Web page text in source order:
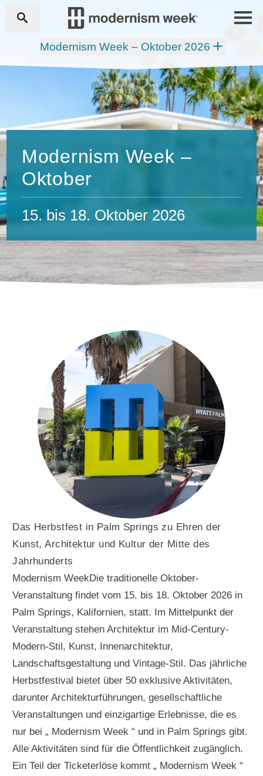
Modernism Week – Oktober 2026
Modernism Week –
Oktober
15. bis 18. Oktober 2026
Das Herbstfest in Palm Springs zu Ehren der
Kunst, Architektur und Kultur der Mitte des
Jahrhunderts
Modernism WeekDie traditionelle Oktober-
Veranstaltung findet vom 15. bis 18. Oktober 2026 in
Palm Springs, Kalifornien, statt. Im Mittelpunkt der
Veranstaltung stehen Architektur im Mid-Century-
Modern-Stil, Kunst, Innenarchitektur,
Landschaftsgestaltung und Vintage-Stil. Das jährliche
Herbstfestival bietet über 50 exklusive Aktivitäten,
darunter Architekturführungen, gesellschaftliche
Veranstaltungen und einzigartige Erlebnisse, die es
nur bei „ Modernism Week “ und in Palm Springs gibt.
Alle Aktivitäten sind für die Öffentlichkeit zugänglich.
Ein Teil der Ticketerlöse kommt „ Modernism Week “